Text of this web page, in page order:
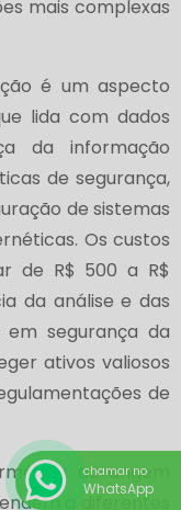
mais complexas
é um aspecto
lida com dados
da informação
de segurança,
de sistemas
Os custos
de R$ 500 a R$
da análise e das
em segurança da
ativos valiosos
de
abrangem
a diferentes
chamar no
WhatsApp